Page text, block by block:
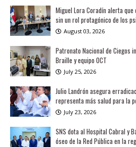
Miguel Lora Coradín alerta
sin un rol protagónico de los
August 03, 2026
Patronato Nacional de Ciegos
Braille y equipo OCT
July 25, 2026
Julio Landrón asegura
representa más salud para la
July 23, 2026
SNS dota al Hospital Cabral y
óseo de la Red Pública en la